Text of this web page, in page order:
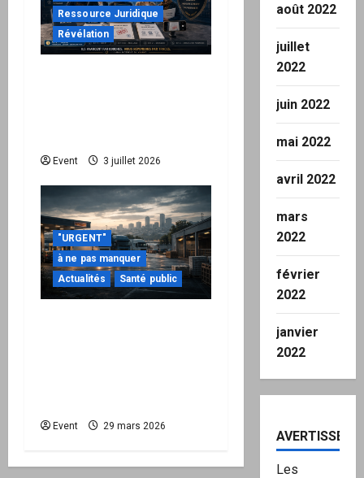
Ressource Juridique
Révélation
Event 3 juillet 2026
"URGENT"
à ne pas manquer
Actualités
Santé public
Event 29 mars 2026
août 2022
juillet
2022
juin 2022
mai 2022
avril 2022
mars
2022
février
2022
janvier
2022
Les